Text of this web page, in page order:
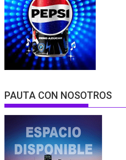
PAUTA CON NOSOTROS